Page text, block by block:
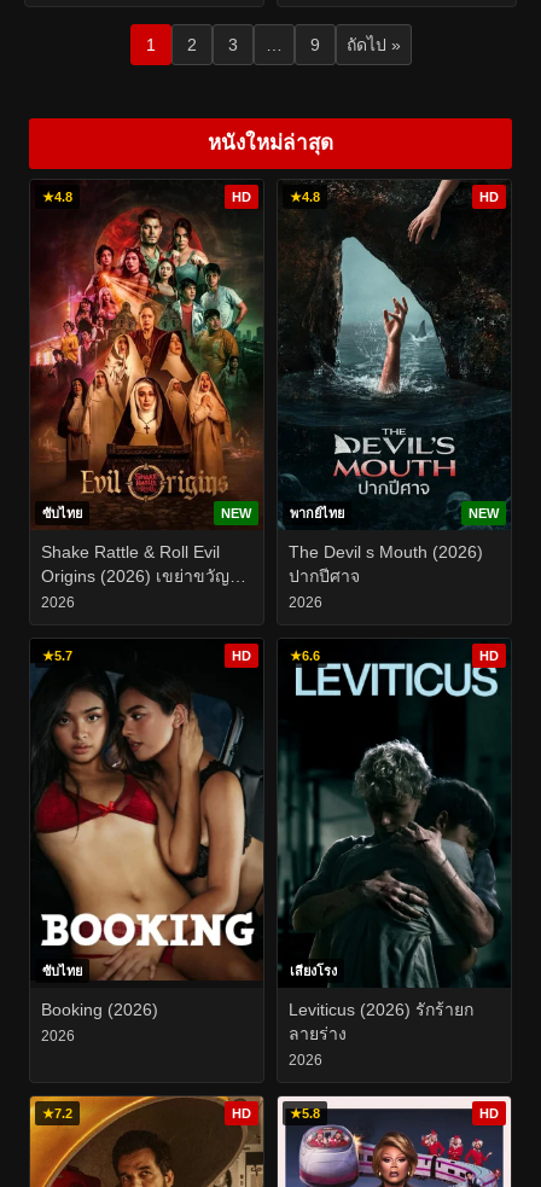
1 2 3 9 ถัดไป »
หนังใหม่ล่าสุด
★4.8 HD
ซับไทย NEW
Shake Rattle & Roll Evil
Origins (2026) เขย่าขวัญ
สั่นผวา ที่มาแห่งความชั่วร้าย
2026
★4.8 HD
พากย์ไทย NEW
The Devil s Mouth (2026)
ปากปีศาจ
2026
★5.7 HD
ซับไทย
Booking (2026)
2026
★6.6 HD
เสียงโรง
Leviticus (2026) รักร้ายก
ลายร่าง
2026
★7.2 HD ★5.8 HD